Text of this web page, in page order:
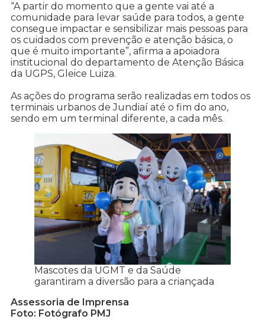
“A partir do momento que a gente vai até a
comunidade para levar saúde para todos, a gente
consegue impactar e sensibilizar mais pessoas para
os cuidados com prevenção e atenção básica, o
que é muito importante”, afirma a apoiadora
institucional do departamento de Atenção Básica
da UGPS, Gleice Luiza.
As ações do programa serão realizadas em todos os
terminais urbanos de Jundiaí até o fim do ano,
sendo em um terminal diferente, a cada mês.
Mascotes da UGMT e da Saúde
garantiram a diversão para a criançada
Assessoria de Imprensa
Foto: Fotógrafo PMJ